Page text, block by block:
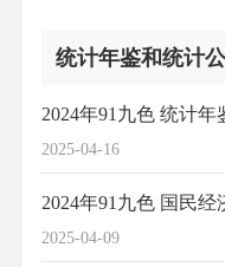
统计年鉴和统计
2025-04-16
2024年91九色 统计年
2025-04-09
2024年91九色 国民